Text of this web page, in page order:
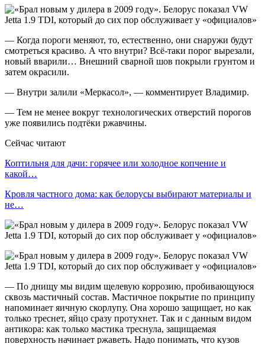
— Когда пороги меняют, то, естественно, они снаружи будут
смотреться красиво. А что внутри? Всё-таки порог вырезали,
новый вварили… Внешний сварной шов покрыли грунтом и
затем окрасили.
— Внутри залили «Меркасол», — комментирует Владимир.
— Тем не менее вокруг технологических отверстий порогов
уже появились подтёки ржавчины.
Сейчас читают
Коптильня для дачи: горячее или холодное копчение и
какой…
Кровля частного дома: как белорусы выбирают материалы и
не…
— По днищу мы видим щелевую коррозию, пробивающуюся
сквозь мастичный состав. Мастичное покрытие по принципу
напоминает яичную скорлупу. Она хорошо защищает, но как
только треснет, яйцо сразу протухнет. Так и с данным видом
антикора: как только мастика треснула, защищаемая
поверхность начинает ржаветь. Надо понимать, что кузов